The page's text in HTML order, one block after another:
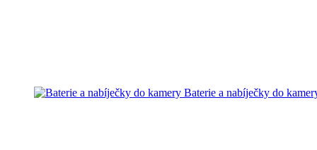
Baterie a nabíječky do